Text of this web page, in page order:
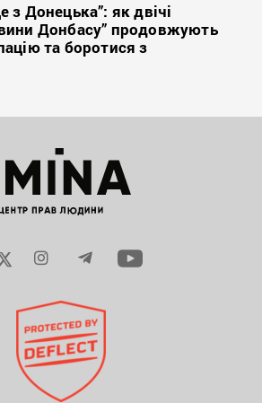
з Донецька”: як двічі
Донбасу” продовжують
та боротися з